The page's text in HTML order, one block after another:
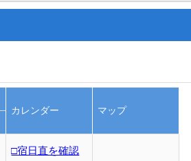
カレンダー
マップ
□宿日直を確認